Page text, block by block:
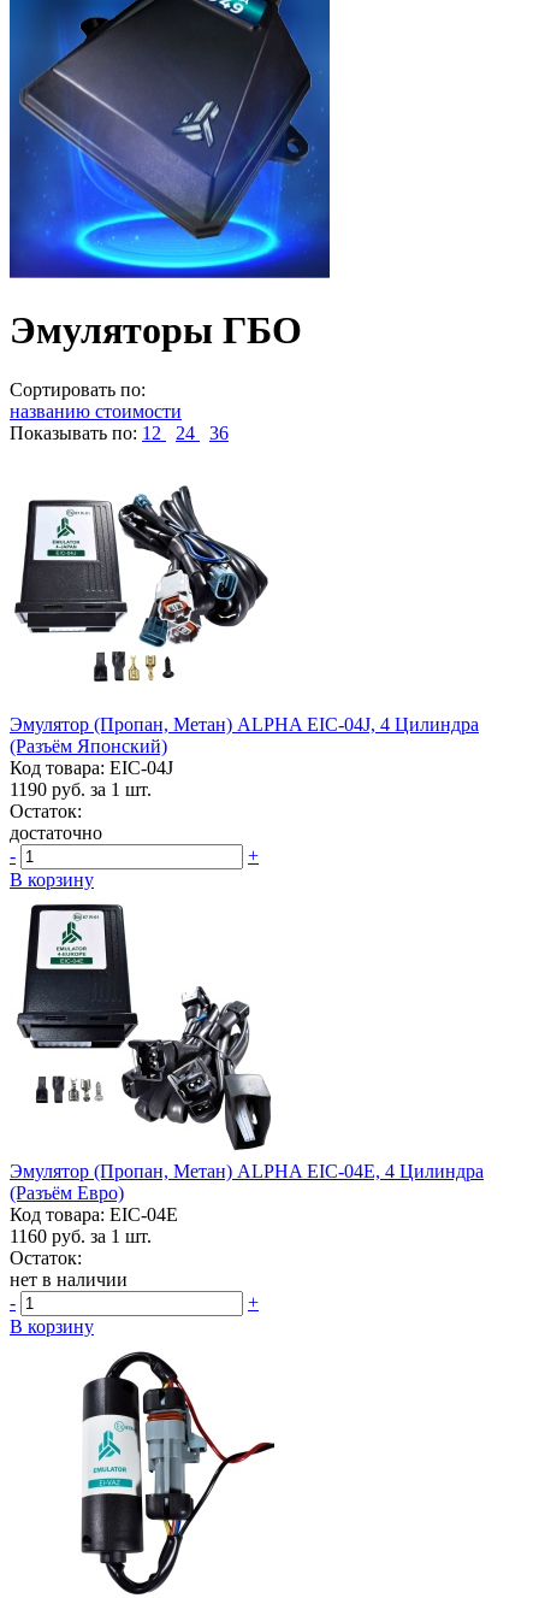
Эмуляторы ГБО
Сортировать по:
названию стоимости
Показывать по: 12 24 36
Эмулятор (пропан, Метан) ALPHA EIC-04J, 4 Цилиндра
(разъём Японский)
Код товара: EIC-04J
1190 руб. за 1 шт.
Остаток:
достаточно
-
+
В корзину
Эмулятор (пропан, Метан) ALPHA EIC-04E, 4 Цилиндра
(разъём Евро)
Код товара: EIC-04E
1160 руб. за 1 шт.
Остаток:
нет в наличии
-
+
В корзину